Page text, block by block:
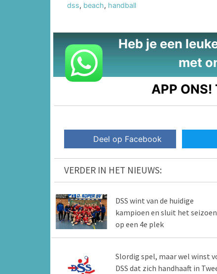
dss, beach, handball
Heb je een
met
APP ONS!
Deel op Facebook
VERDER IN HET NIEUWS:
DSS wint van de huidige
kampioen en sluit het
op een 4e plek
Slordig spel, maar wel winst
DSS dat zich handhaaft in